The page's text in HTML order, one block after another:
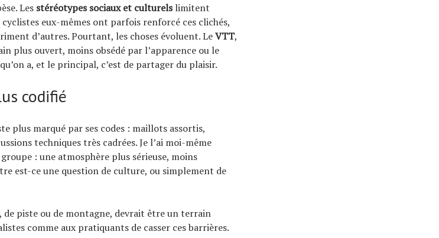
Les stéréotypes sociaux et culturelslimitent
cyclistes eux-mêmes ont parfois renforcé ces clichés,
d’autres. Pourtant, les choses évoluent. LeVTT,
plus ouvert, moins obsédé par l’apparence ou le
a, et le principal, c’est de partager du plaisir.
codifié
plus marqué par ses codes : maillots assortis,
techniques très cadrées. Je l’ai moi-même
: une atmosphère plus sérieuse, moins
est-ce une question de culture, ou simplement de
piste ou de montagne, devrait être un terrain
comme aux pratiquants de casser ces barrières.